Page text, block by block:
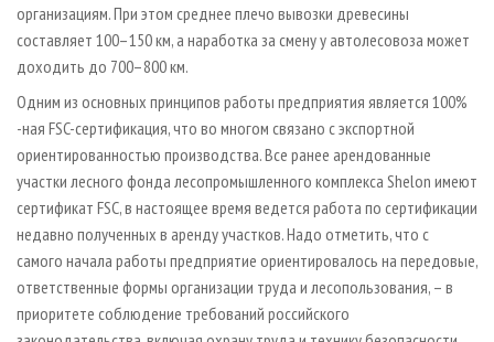
организациям. При этом среднее плечо вывозки древесины
составляет 100–150 км, а наработка за смену у автолесовоза может
доходить до 700–800 км.
Одним из основных принципов работы предприятия является 100%
-ная FSC-сертификация, что во многом связано с экспортной
ориентированностью производства. Все ранее арендованные
участки лесного фонда лесопромышленного комплекса Shelon имеют
сертификат FSC, в настоящее время ведется работа по сертификации
недавно полученных в аренду участков. Надо отметить, что с
самого начала работы предприятие ориентировалось на передовые,
ответственные формы организации труда и лесопользования, – в
приоритете соблюдение требований российского